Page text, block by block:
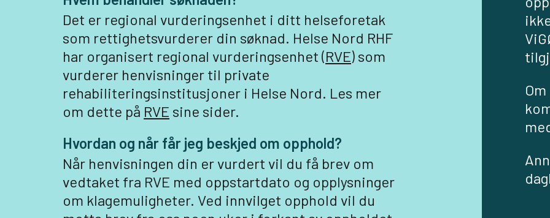
Det er regional vurderingsenhet i ditt helseforetak
som rettighetsvurderer din søknad. Helse Nord RHF
har organisert regional vurderingsenhet (RVE) som
vurderer henvisninger til private
rehabiliteringsinstitusjoner i Helse Nord. Les mer
om dette på RVE sine sider.
Hvordan og når får jeg beskjed om opphold?
Når henvisningen din er vurdert vil du få brev om
vedtaket fra RVE med oppstartdato og opplysninger
om klagemuligheter. Ved innvilget opphold vil du